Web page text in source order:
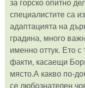
специалистите са
адаптацията на
градина, много
именно оттук. Ето с
факти, касаещи
място.А какво по-
се любознателен